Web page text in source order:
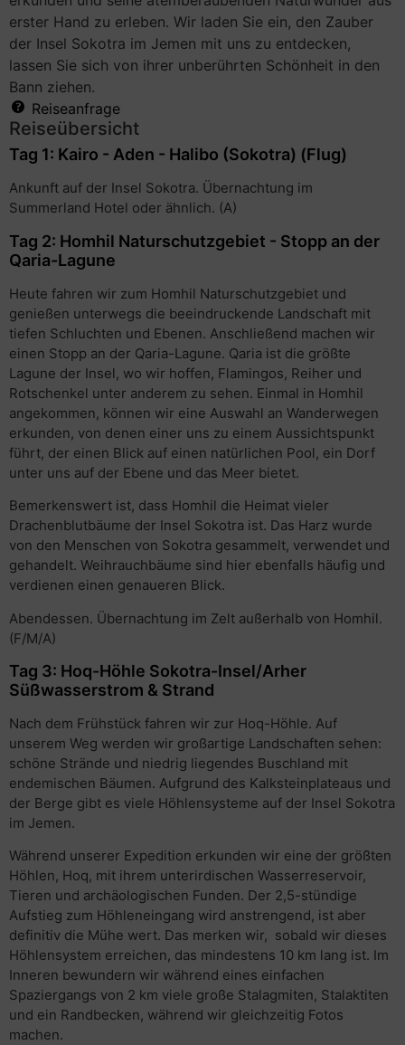
erster Hand zu erleben. Wir laden Sie ein, den Zauber
der Insel Sokotra im Jemen mit uns zu entdecken,
lassen Sie sich von ihrer unberührten Schönheit in den
Bann ziehen.
Reiseanfrage
Reiseübersicht
Tag 1: Kairo - Aden - Halibo (Sokotra) (Flug)
Ankunft auf der Insel Sokotra. Übernachtung im
Summerland Hotel oder ähnlich. (A)
Tag 2: Homhil Naturschutzgebiet - Stopp an der
Qaria-Lagune
Heute fahren wir zum Homhil Naturschutzgebiet und
genießen unterwegs die beeindruckende Landschaft mit
tiefen Schluchten und Ebenen. Anschließend machen wir
einen Stopp an der Qaria-Lagune. Qaria ist die größte
Lagune der Insel, wo wir hoffen, Flamingos, Reiher und
Rotschenkel unter anderem zu sehen. Einmal in Homhil
angekommen, können wir eine Auswahl an Wanderwegen
erkunden, von denen einer uns zu einem Aussichtspunkt
führt, der einen Blick auf einen natürlichen Pool, ein Dorf
unter uns auf der Ebene und das Meer bietet.
Bemerkenswert ist, dass Homhil die Heimat vieler
Drachenblutbäume der Insel Sokotra ist. Das Harz wurde
von den Menschen von Sokotra gesammelt, verwendet und
gehandelt. Weihrauchbäume sind hier ebenfalls häufig und
verdienen einen genaueren Blick.
Abendessen. Übernachtung im Zelt außerhalb von Homhil.
(F/M/A)
Tag 3: Hoq-Höhle Sokotra-Insel/Arher
Süßwasserstrom & Strand
Nach dem Frühstück fahren wir zur Hoq-Höhle. Auf
unserem Weg werden wir großartige Landschaften sehen:
schöne Strände und niedrig liegendes Buschland mit
endemischen Bäumen. Aufgrund des Kalksteinplateaus und
der Berge gibt es viele Höhlensysteme auf der Insel Sokotra
im Jemen.
Während unserer Expedition erkunden wir eine der größten
Höhlen, Hoq, mit ihrem unterirdischen Wasserreservoir,
Tieren und archäologischen Funden. Der 2,5-stündige
Aufstieg zum Höhleneingang wird anstrengend, ist aber
definitiv die Mühe wert. Das merken wir, sobald wir dieses
Höhlensystem erreichen, das mindestens 10 km lang ist. Im
Inneren bewundern wir während eines einfachen
Spaziergangs von 2 km viele große Stalagmiten, Stalaktiten
und ein Randbecken, während wir gleichzeitig Fotos
machen.